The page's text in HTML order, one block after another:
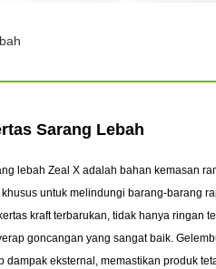
Sarang Lebah
lebah Zeal X adalah bahan kemasan
untuk melindungi barang-barang
kraft terbarukan, tidak hanya ringan
goncangan yang sangat baik.
dampak eksternal, memastikan produk